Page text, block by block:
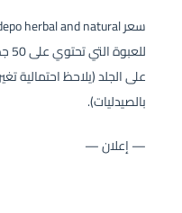
على الجلد (يلاحظ احتمالية
بالصيدليات).
— إعلان —